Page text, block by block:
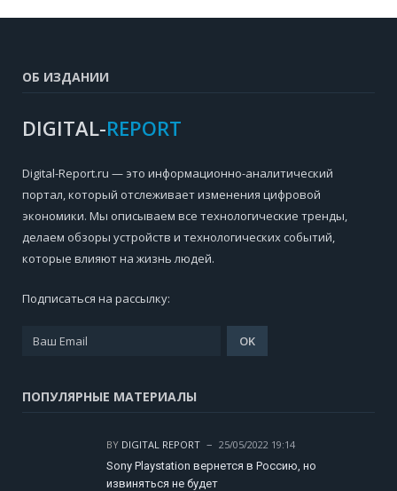
ОБ ИЗДАНИИ
DIGITAL-REPORT
Digital-Report.ru — это информационно-аналитический
портал, который отслеживает изменения цифровой
экономики. Мы описываем все технологические тренды,
делаем обзоры устройств и технологических событий,
которые влияют на жизнь людей.
Подписаться на рассылку:
ПОПУЛЯРНЫЕ МАТЕРИАЛЫ
BY DIGITAL REPORT
25/05/2022 19:14
Sony Playstation вернется в Россию, но
извиняться не будет